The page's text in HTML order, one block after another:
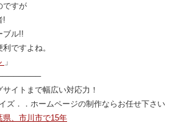
ですが
!
ブル!!
ですよね。
」
イトまで幅広い対応力！
ズ．．ホームページの制作ならお任せ下さい
県、市川市で15年